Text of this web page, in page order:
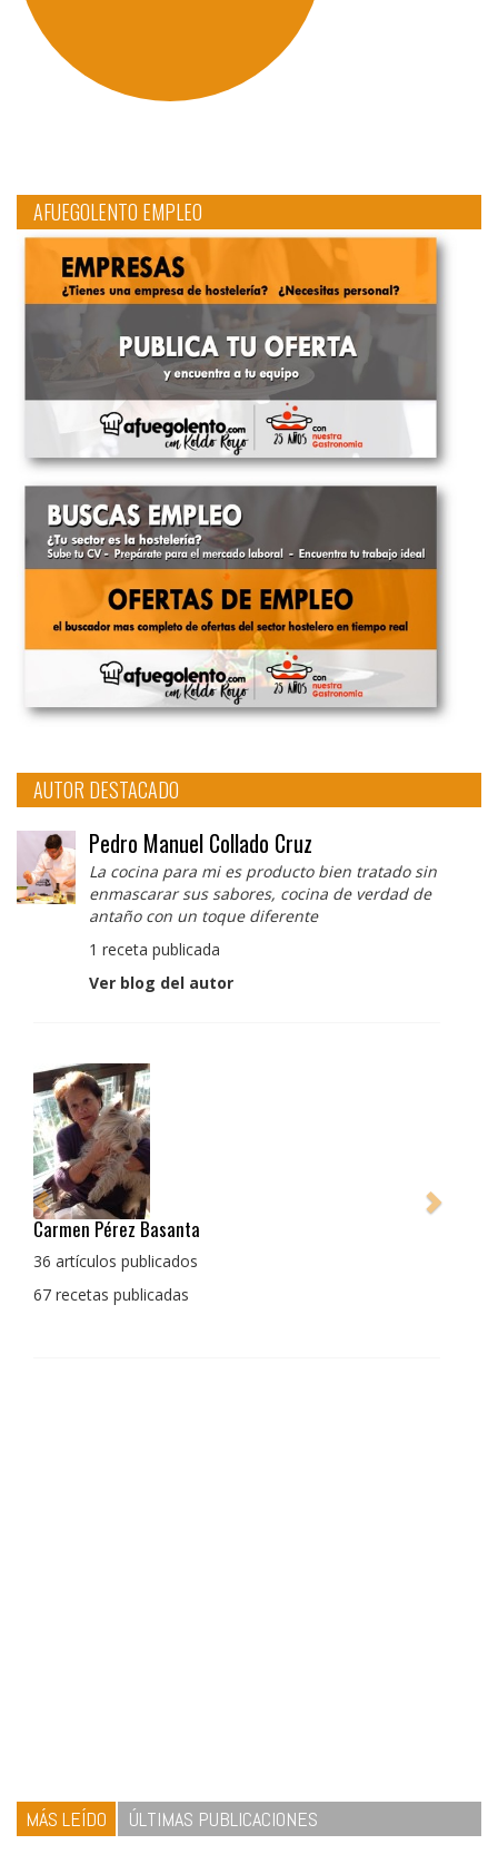
AFUEGOLENTO EMPLEO
AUTOR DESTACADO
Pedro Manuel Collado Cruz
La cocina para mi es producto bien tratado sin
enmascarar sus sabores, cocina de verdad de
antaño con un toque diferente
1 receta publicada
Ver blog del autor
Pedro Manuel Collado Cruz
La cocina para mi es producto bien tratado sin
con un toque diferente